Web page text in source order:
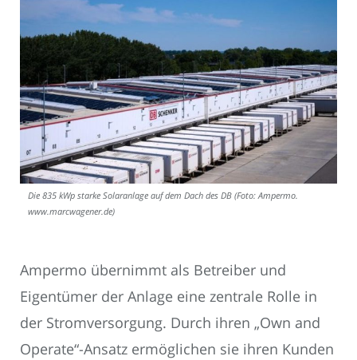
Die 835 kWp starke Solaranlage auf dem Dach des DB (Foto: Ampermo.
www.marcwagener.de)
Ampermo übernimmt als Betreiber und
Eigentümer der Anlage eine zentrale Rolle in
der Stromversorgung. Durch ihren „Own and
Operate“-Ansatz ermöglichen sie ihren Kunden